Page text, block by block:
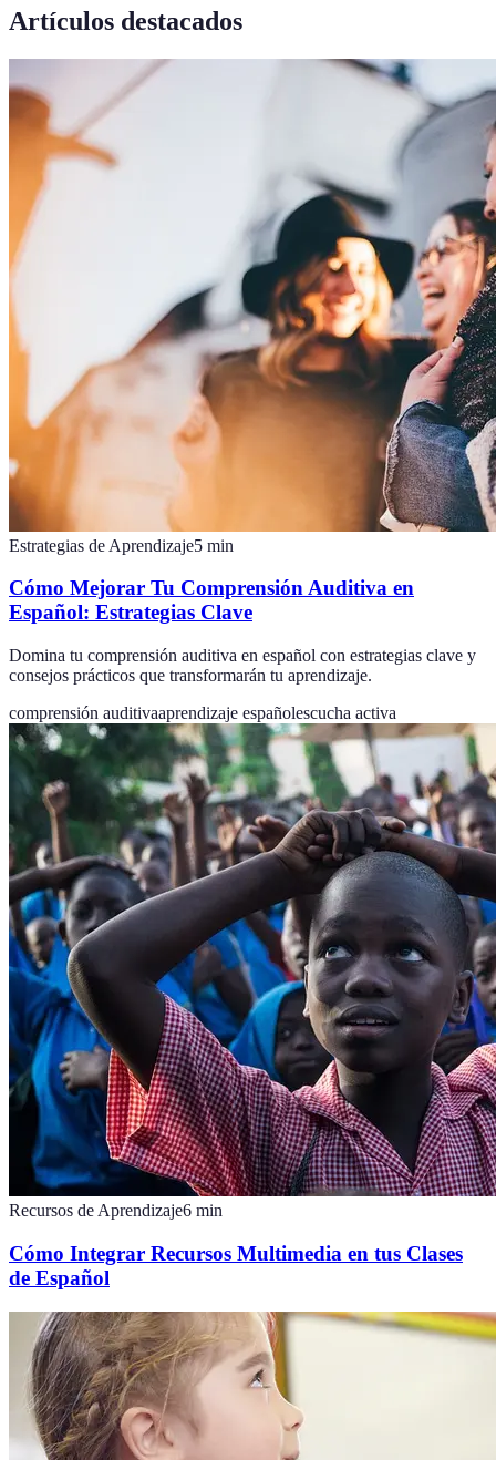
Artículos destacados
Estrategias de Aprendizaje5 min
Cómo Mejorar Tu Comprensión Auditiva en
Español: Estrategias Clave
Domina tu comprensión auditiva en español con estrategias clave y
consejos prácticos que transformarán tu aprendizaje.
comprensión auditivaaprendizaje españolescucha activa
Recursos de Aprendizaje6 min
Cómo Integrar Recursos Multimedia en tus Clases
de Español